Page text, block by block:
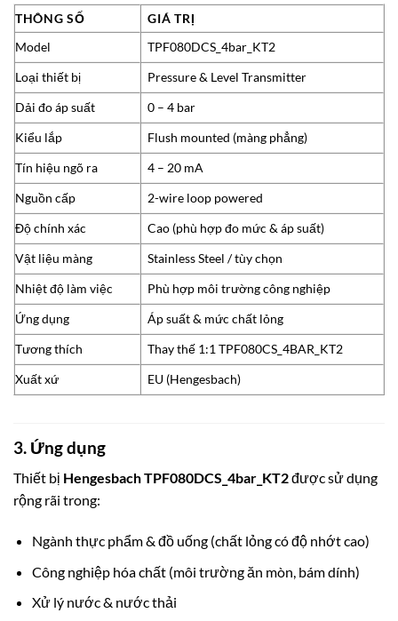
THÔNG SỐ
GIÁ TRỊ
Model
TPF080DCS_4bar_KT2
Loại thiết bị
Pressure & Level Transmitter
Dải đo áp suất
0 – 4 bar
Kiểu lắp
Flush mounted (màng phẳng)
Tín hiệu ngõ ra
4 – 20 mA
Nguồn cấp
2-wire loop powered
Độ chính xác
Cao (phù hợp đo mức & áp suất)
Vật liệu màng
Stainless Steel / tùy chọn
Nhiệt độ làm việc
Phù hợp môi trường công nghiệp
Ứng dụng
Áp suất & mức chất lỏng
Tương thích
Thay thế 1:1 TPF080CS_4BAR_KT2
Xuất xứ
EU (Hengesbach)
3. Ứng dụng
Thiết bị Hengesbach TPF080DCS_4bar_KT2được sử dụng
rộng rãi trong:
Ngành thực phẩm & đồ uống (chất lỏng có độ nhớt cao)
Công nghiệp hóa chất (môi trường ăn mòn, bám dính)
Xử lý nước & nước thải